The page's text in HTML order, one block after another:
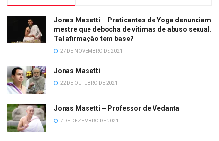
Jonas Masetti – Praticantes de Yoga denunciam
mestre que debocha de vítimas de abuso sexual.
Tal afirmação tem base?
27 DE NOVEMBRO DE 2021
Jonas Masetti
22 DE OUTUBRO DE 2021
Jonas Masetti – Professor de Vedanta
7 DE DEZEMBRO DE 2021